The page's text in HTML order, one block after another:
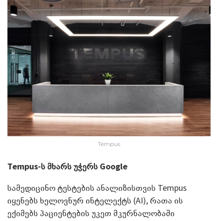
Tempus
Tempus-ს მხარს უჭერს Google
სამედიცინო ტესტების ანალიზისთვის Tempus
იყენებს ხელოვნურ ინტელექტს (AI), რათა ის
ექიმებს პაციენტების უკეთ მკურნალობაში